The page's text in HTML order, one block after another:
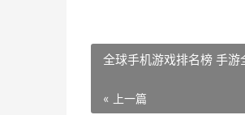
全球手机游戏排名榜 手游
« 上一篇